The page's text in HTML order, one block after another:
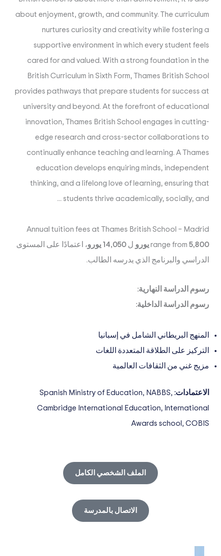
about enjoyment, growth, and community. The curriculum
nurtures curiosity and creativity while fostering a
supportive environment in which every student feels
cared for and valued. With a strong foundation in the
British Curriculum in Sixth Form, Thames British School
provides pathways that prepare students for success at
university and beyond. At the forefront of educational
innovation, Thames British School engages in cutting-
edge research and cross-sector collaborations to
continually enhance teaching and learning. A Thames
education develops enquiring minds, independent
thinking, and a lifelong love of learning, ensuring that
students thrive academically, socially, and ...
Annual tuition fees at Thames British School – Madrid
range from 5,800 يورو ل 14,050 يورو ، اعتمادًا على المستوى
الدراسي والبرنامج الذي يدرسه الطالب.
رسوم الدراسة النهارية:
رسوم الدراسة الداخلية:
المنهج البريطاني الشامل في إسبانيا
التركيز على الطلاقة المتعددة اللغات
مزيج غني من الثقافات العالمية
الاعتمادات: Spanish Ministry of Education, NABBS,
Cambridge International Education, International
Awards school, COBIS
الملف الشخصي الكامل
الاتصال بالمدرسة